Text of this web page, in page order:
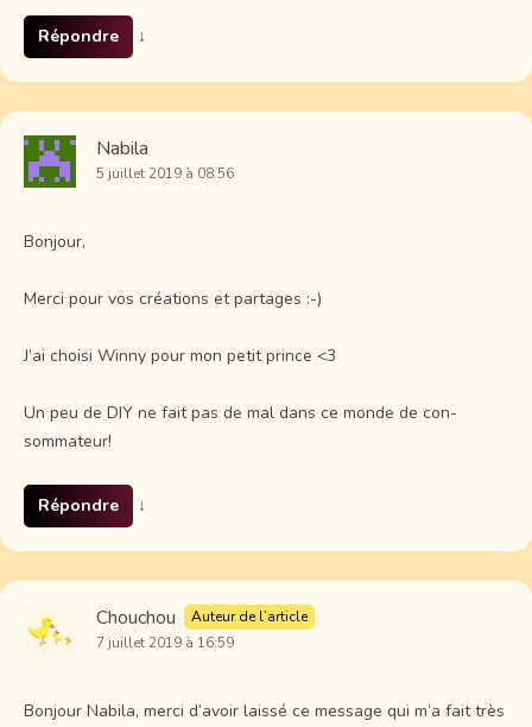
Répondre ↓
Nabila
5 juillet 2019 à 08:56
Bonjour,
Merci pour vos créations et partages :-)
J’ai choisi Winny pour mon petit prince <3
Un peu de DIY ne fait pas de mal dans ce monde de con-
sommateur!
Répondre ↓
Chouchou
Auteur de l’article
7 juillet 2019 à 16:59
Bonjour Nabila, merci d’avoir laissé ce message qui m’a fait très